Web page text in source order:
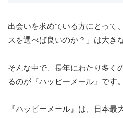
出会いを求めている方にとって
スを選べば良いのか？」は大き
そんな中で、長年にわたり多く
るのが『ハッピーメール』です。
『ハッピーメール』は、日本最